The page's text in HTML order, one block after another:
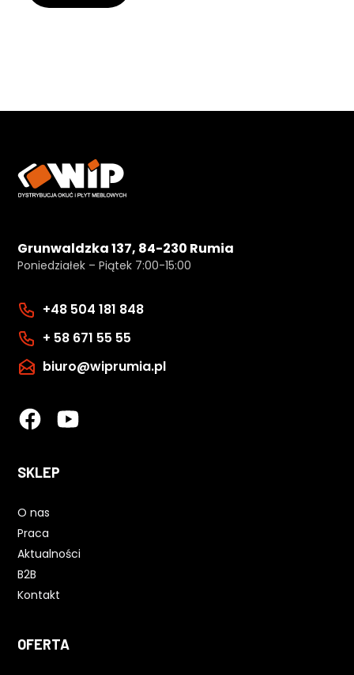
Grunwaldzka 137, 84-230 Rumia
Poniedziałek – Piątek 7:00-15:00
+48 504 181 848
+ 58 671 55 55
biuro@wiprumia.pl
SKLEP
O nas
Praca
Aktualności
B2B
Kontakt
OFERTA